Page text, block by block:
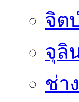
จิต
จุลิ
ช่า